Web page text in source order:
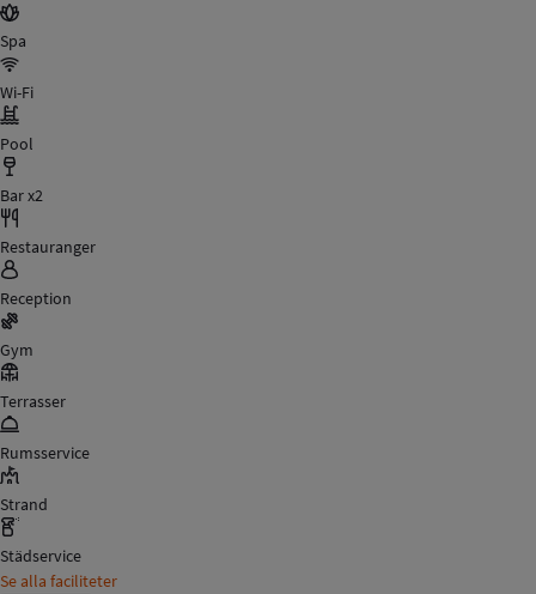
Spa
Wi-Fi
Pool
Bar x2
Restauranger
Reception
Gym
Terrasser
Rumsservice
Strand
Städservice
Se alla faciliteter